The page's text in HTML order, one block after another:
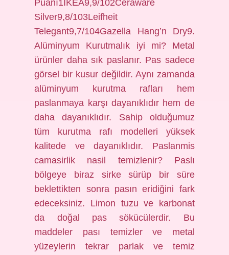
Puanı1IKEA9,9/102Ceraware
Silver9,8/103Leifheit
Telegant9,7/104Gazella Hang’n Dry9.
Alüminyum Kurutmalık iyi mi? Metal
ürünler daha sık paslanır. Pas sadece
görsel bir kusur değildir. Aynı zamanda
alüminyum kurutma rafları hem
paslanmaya karşı dayanıklıdır hem de
daha dayanıklıdır. Sahip olduğumuz
tüm kurutma rafı modelleri yüksek
kalitede ve dayanıklıdır. Paslanmis
camasirlik nasil temizlenir? Paslı
bölgeye biraz sirke sürüp bir süre
beklettikten sonra pasın eridiğini fark
edeceksiniz. Limon tuzu ve karbonat
da doğal pas sökücülerdir. Bu
maddeler pası temizler ve metal
yüzeylerin tekrar parlak ve temiz